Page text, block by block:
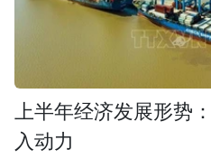
上半年经济发展形势
入动力